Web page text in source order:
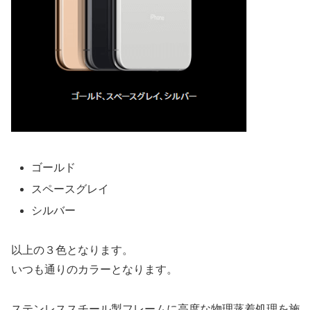
ゴールド
スペースグレイ
シルバー
以上の３色となります。
いつも通りのカラーとなります。